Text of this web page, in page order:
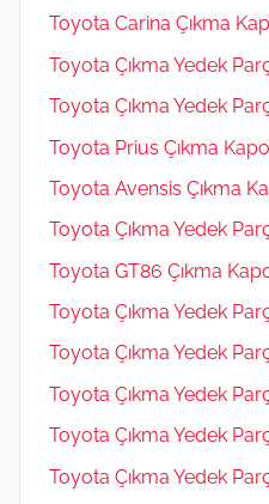
Toyota Carina Çıkma
Toyota Çıkma Yedek
Toyota Çıkma Yedek
Toyota Prius Çıkma
Toyota Avensis Çıkma
Toyota Çıkma Yedek
Toyota GT86 Çıkma
Toyota Çıkma Yedek
Toyota Çıkma Yedek
Toyota Çıkma Yedek
Toyota Çıkma Yedek
Toyota Çıkma Yedek